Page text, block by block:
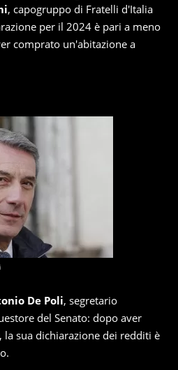
, capogruppo di Fratelli d'Italia
per il 2024 è pari a meno
comprato un'abitazione a
De Poli, segretario
del Senato: dopo aver
la sua dichiarazione dei redditi è